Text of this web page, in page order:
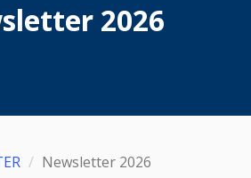
2026
Newsletter 2026